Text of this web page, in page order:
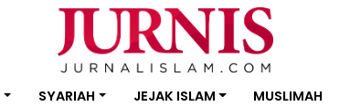
SYARIAH JEJAK ISLAM MUSLIMAH